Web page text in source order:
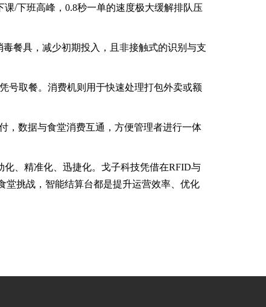
/下班高峰，0.8秒一单的速度极大缓解排队压
餐具，减少初期投入，且非接触式的识别与支
号取餐。消费机则用于快速处理打包外卖或额
，数据与食堂消费互通，方便管理者进行一体
、精准化、迅捷化。戈子科技凭借在RFID与
堂挑战，智能结算台都是提升运营效率、优化